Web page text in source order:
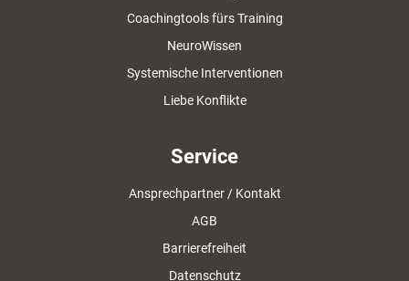
Coachingtools fürs Training
NeuroWissen
Systemische Interventionen
Liebe Konflikte
Service
Ansprechpartner / Kontakt
AGB
Barrierefreiheit
Datenschutz